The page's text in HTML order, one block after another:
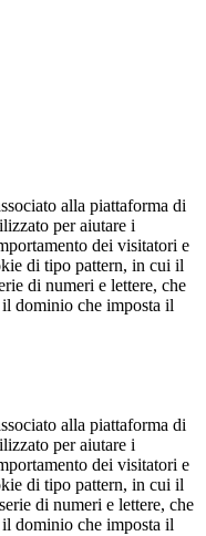
alla piattaforma di
per aiutare i
dei visitatori e
di tipo pattern, in cui il
di numeri e lettere, che
dominio che imposta il
alla piattaforma di
per aiutare i
dei visitatori e
di tipo pattern, in cui il
di numeri e lettere, che
dominio che imposta il